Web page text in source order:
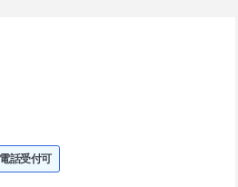
話受付可